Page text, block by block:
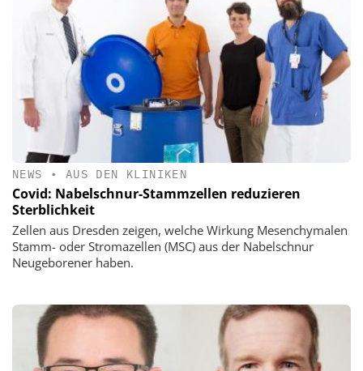
NEWS • AUS DEN KLINIKEN
Covid: Nabelschnur-Stammzellen reduzieren
Sterblichkeit
Zellen aus Dresden zeigen, welche Wirkung Mesenchymalen
Stamm- oder Stromazellen (MSC) aus der Nabelschnur
Neugeborener haben.